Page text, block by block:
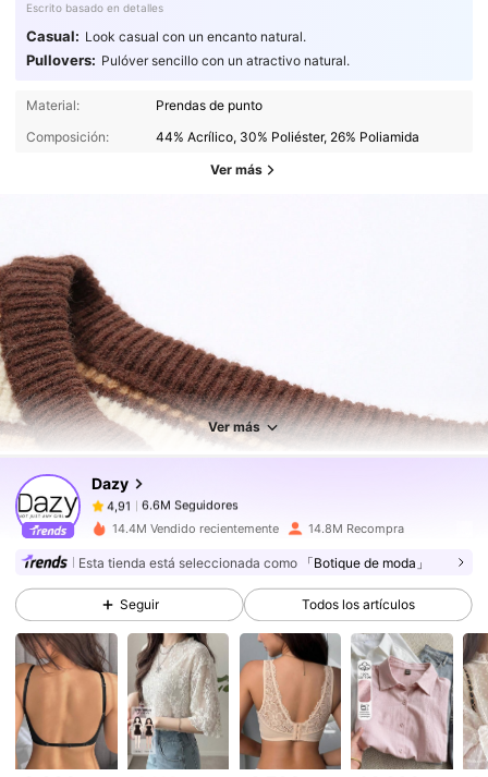
Escrito basado en detalles
Casual: Look casual con un encanto natural.
Pullovers: Pulóver sencillo con un atractivo natural.
Material:
Prendas de punto
Composición:
44% Acrílico, 30% Poliéster, 26% Poliamida
Ver más
Ver más
Dazy
4,91 6.6M Seguidores
4,91 6.6M Seguidores
4,91
6.6M Seguidores
r***8pagóHace 1 día
d***1seguido Hace 1 horas
4,91 6.6M Seguidores
4,91 6.6M Seguidores
4,91 6.6M Seguidores
14.4M Vendido recientemente 14.8M Recompra
Esta tienda está seleccionada como 「Botique de moda」
Seguir Todos los artículos